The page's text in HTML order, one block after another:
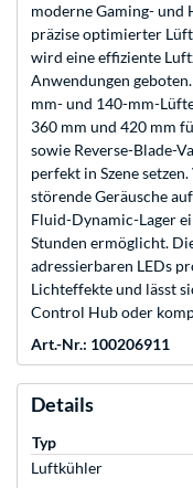
moderne Gaming- und
präzise optimierter
wird eine effiziente
Anwendungen
mm- und 140-mm-
360 mm und 420 mm
sowie Reverse-Blade-
perfekt in Szene
störende Geräusche
Fluid-Dynamic-Lager
Stunden ermöglicht.
adressierbaren LEDs
Lichteffekte und lässt
Control Hub oder
Art.-Nr.: 100206911
Details
Typ
Luftkühler